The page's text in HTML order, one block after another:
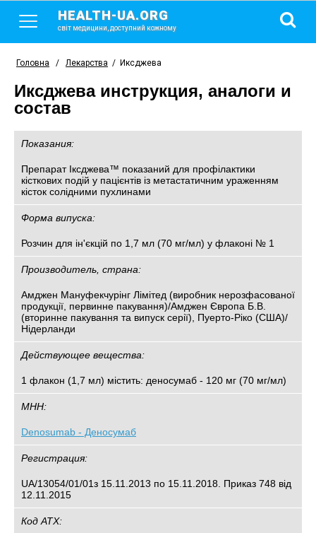
HEALTH-UA.ORG
світ медицини, доступний кожному
Головна / Лекарства / Иксджева
Иксджева инструкция, аналоги и
состав
Показания:
Препарат Іксджева™ показаний для профілактики
кісткових подій у пацієнтів із метастатичним ураженням
кісток солідними пухлинами
Форма випуска:
Розчин для ін'єкцій по 1,7 мл (70 мг/мл) у флаконі № 1
Производитель, страна:
Амджен Мануфекчурінг Лімітед (виробник нерозфасованої
продукції, первинне пакування)/Амджен Європа Б.В.
(вторинне пакування та випуск серії), Пуерто-Ріко (США)/
Нідерланди
Действующее вещества:
1 флакон (1,7 мл) містить: деносумаб - 120 мг (70 мг/мл)
МНН:
Denosumab - Деносумаб
Регистрация:
UA/13054/01/01з 15.11.2013 по 15.11.2018. Приказ 748 від
12.11.2015
Код АТХ: